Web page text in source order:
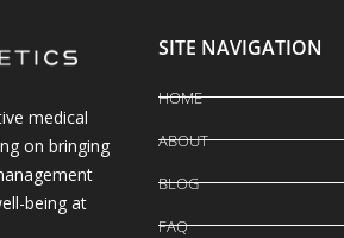
medical
on bringing
being at
SITE NAVIGATION
HOME
ABOUT
BLOG
FAQ